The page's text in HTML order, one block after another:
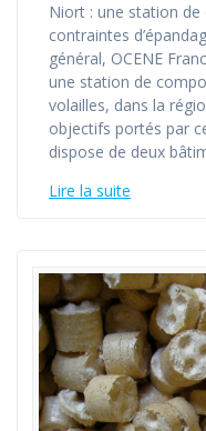
Niort : une station de
contraintes
général, OCENE
une station de
volailles, dans la
objectifs portés par
dispose de deux
Lire la suite